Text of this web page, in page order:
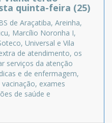
quinta-feira (25)
de Araçatiba, Areinha,
Marcílio Noronha I,
Universal e Vila
de atendimento, os
serviços da atenção
e de enfermagem,
exames
de saúde e